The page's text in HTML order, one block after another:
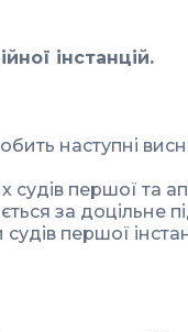
інстанцій.
наступні
першої та
за доцільне
першої